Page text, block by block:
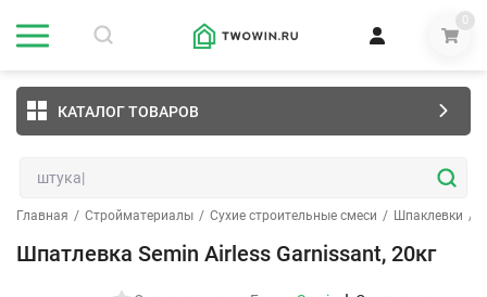
0
КАТАЛОГ ТОВАРОВ
Главная / Стройматериалы / Сухие строительные смеси / Шпаклевки /
Шпатлевка Semin Airless Garnissant, 20кг